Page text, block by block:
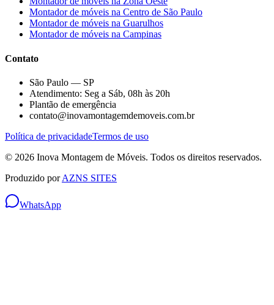
Montador de móveis na Centro de São Paulo
Montador de móveis na Guarulhos
Montador de móveis na Campinas
Contato
São Paulo — SP
Atendimento: Seg a Sáb, 08h às 20h
Plantão de emergência
contato@inovamontagemdemoveis.com.br
Política de privacidadeTermos de uso
© 2026 Inova Montagem de Móveis. Todos os direitos reservados.
Produzido porAZNS SITES
WhatsApp